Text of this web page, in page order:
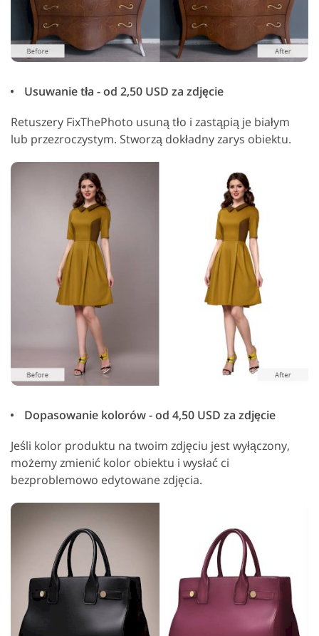
Usuwanie tła - od 2,50 USD za zdjęcie
Retuszery FixThePhoto usuną tło i zastąpią je białym
lub przezroczystym. Stworzą dokładny zarys obiektu.
Dopasowanie kolorów - od 4,50 USD za zdjęcie
Jeśli kolor produktu na twoim zdjęciu jest wyłączony,
możemy zmienić kolor obiektu i wysłać ci
bezproblemowo edytowane zdjęcia.